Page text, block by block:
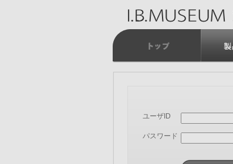
ユーザID
パスワード